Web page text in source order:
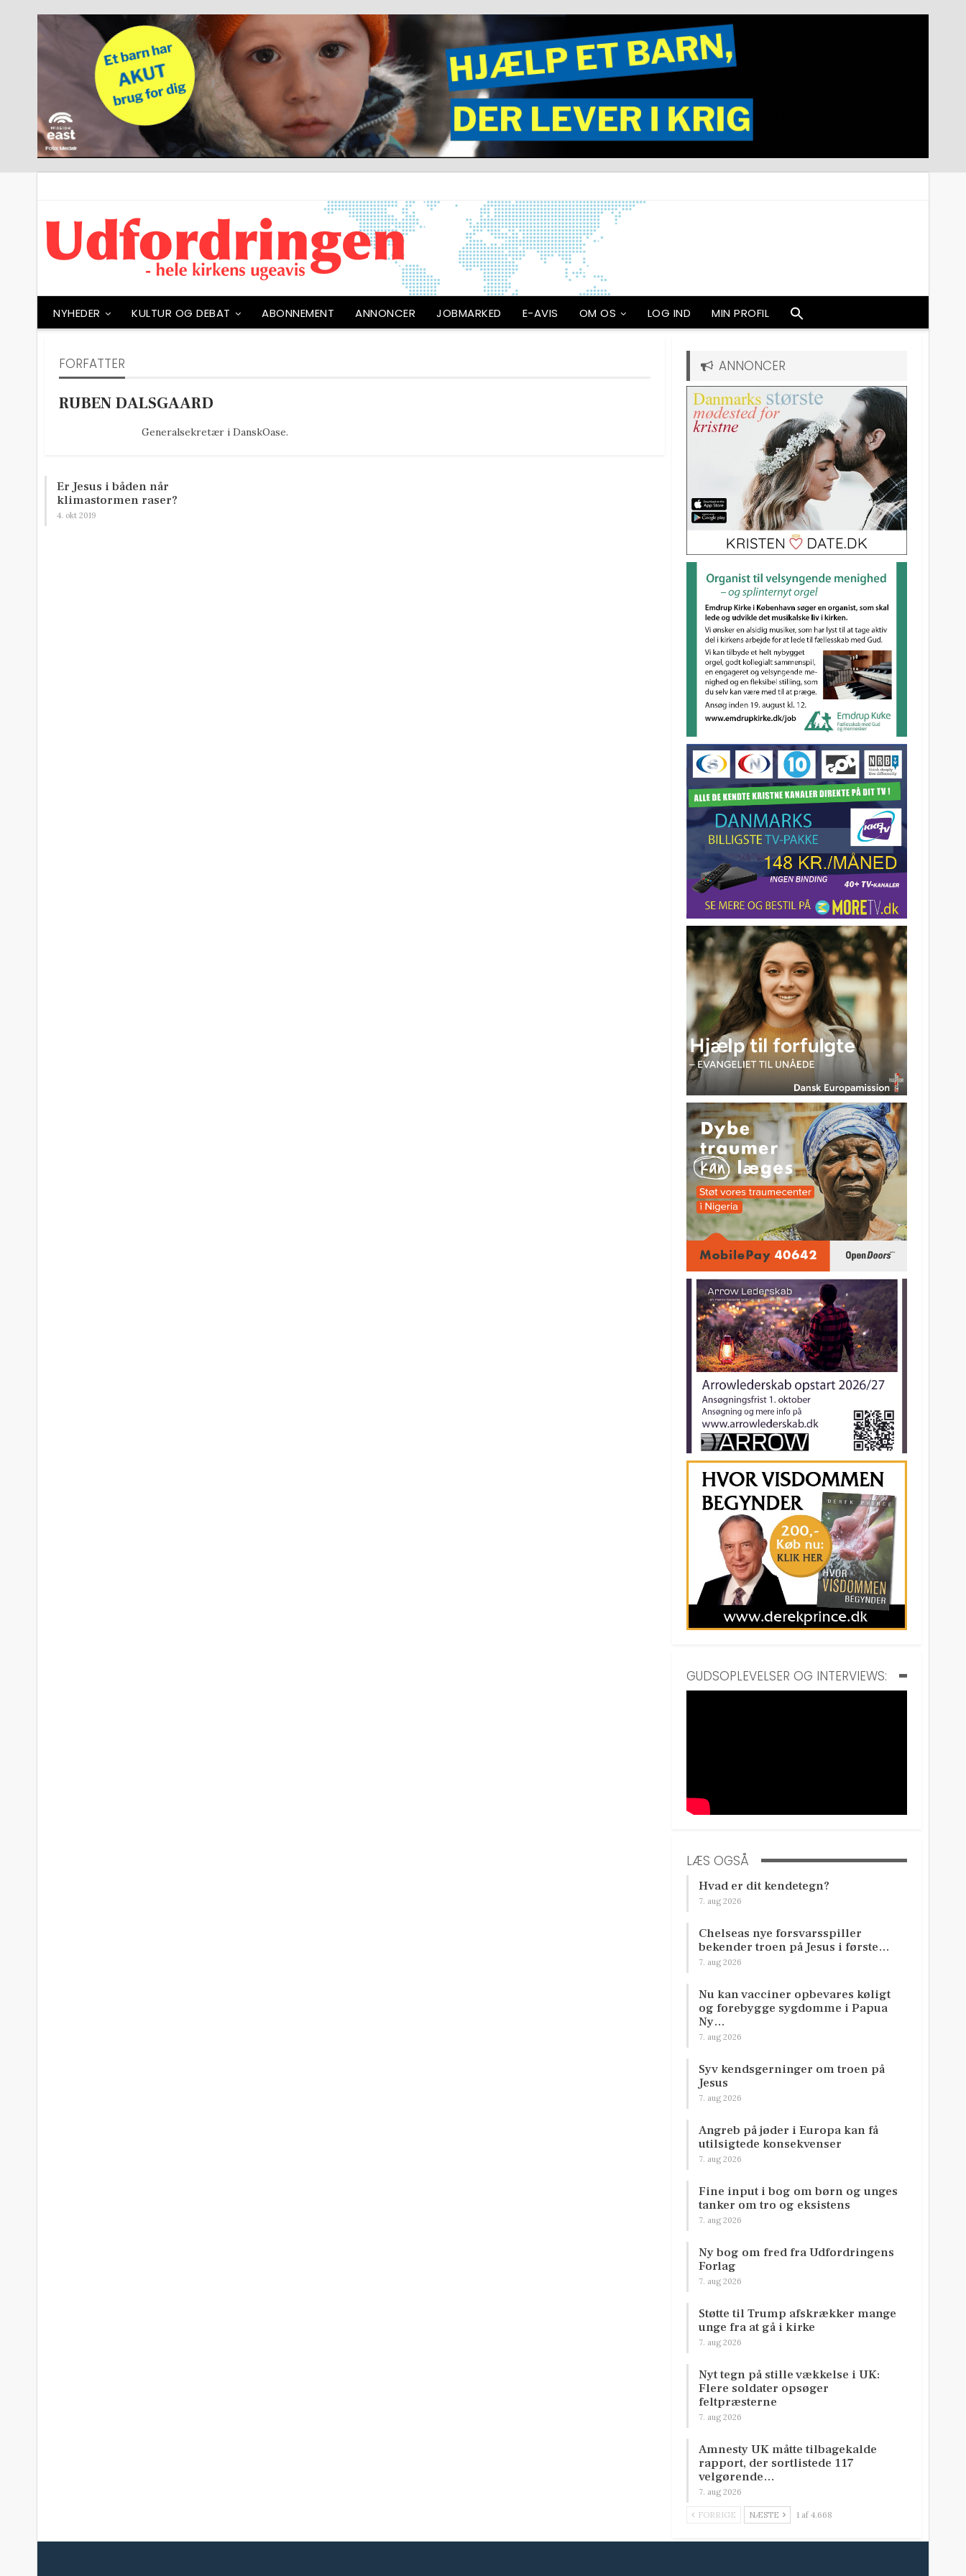
NYHEDER KULTUR OG DEBAT ABONNEMENT ANNONCER JOBMARKED E-AVIS OM OS LOG IND MIN PROFIL
FORFATTER
RUBEN DALSGAARD
Generalsekretær i DanskOase.
Er Jesus i båden når
klimastormen raser?
4. okt 2019
ANNONCER
GUDSOPLEVELSER OG INTERVIEWS:
LÆS OGSÅ
Hvad er dit kendetegn?
7. aug 2026
Chelseas nye forsvarsspiller
bekender troen på Jesus i første…
7. aug 2026
Nu kan vacciner opbevares køligt
og forebygge sygdomme i Papua
Ny…
7. aug 2026
Syv kendsgerninger om troen på
Jesus
7. aug 2026
Angreb på jøder i Europa kan få
utilsigtede konsekvenser
7. aug 2026
Fine input i bog om børn og unges
tanker om tro og eksistens
7. aug 2026
Ny bog om fred fra Udfordringens
Forlag
7. aug 2026
Støtte til Trump afskrækker mange
unge fra at gå i kirke
7. aug 2026
Nyt tegn på stille vækkelse i UK:
Flere soldater opsøger
feltpræsterne
7. aug 2026
Amnesty UK måtte tilbagekalde
rapport, der sortlistede 117
velgørende…
7. aug 2026
FORRIGE NÆSTE 1 af 4.668